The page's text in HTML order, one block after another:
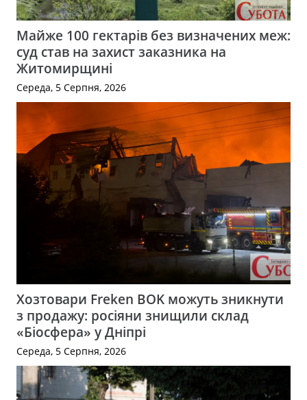
Майже 100 гектарів без визначених меж:
суд став на захист заказника на
Житомирщині
Середа, 5 Серпня, 2026
Хозтовари Freken BOK можуть зникнути
з продажу: росіяни знищили склад
«Біосфера» у Дніпрі
Середа, 5 Серпня, 2026